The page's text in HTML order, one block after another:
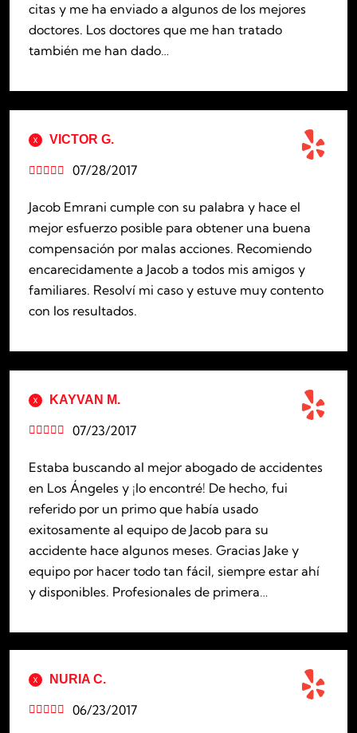
citas y me ha enviado a algunos de los mejores
doctores. Los doctores que me han tratado
también me han dado…
VICTOR G.
07/28/2017

Jacob Emrani cumple con su palabra y hace el
mejor esfuerzo posible para obtener una buena
compensación por malas acciones. Recomiendo
encarecidamente a Jacob a todos mis amigos y
familiares. Resolví mi caso y estuve muy contento
con los resultados.
KAYVAN M.
07/23/2017

Estaba buscando al mejor abogado de accidentes
en Los Ángeles y ¡lo encontré! De hecho, fui
referido por un primo que había usado
exitosamente al equipo de Jacob para su
accidente hace algunos meses. Gracias Jake y
equipo por hacer todo tan fácil, siempre estar ahí
y disponibles. Profesionales de primera…
NURIA C.
06/23/2017
